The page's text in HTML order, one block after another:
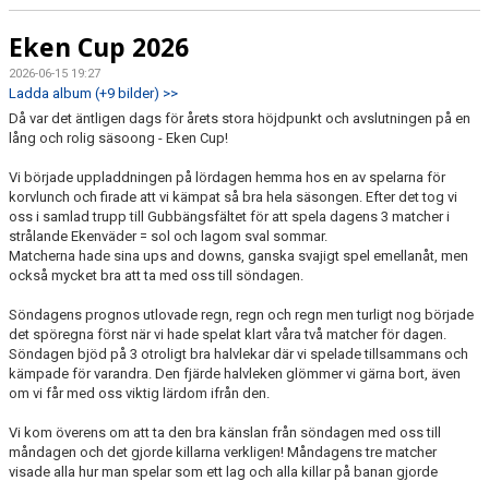
Eken Cup 2026
2026-06-15 19:27
Ladda album (+9 bilder) >>
Då var det äntligen dags för årets stora höjdpunkt och avslutningen på en
lång och rolig säsoong - Eken Cup!
Vi började uppladdningen på lördagen hemma hos en av spelarna för
korvlunch och firade att vi kämpat så bra hela säsongen. Efter det tog vi
oss i samlad trupp till Gubbängsfältet för att spela dagens 3 matcher i
strålande Ekenväder = sol och lagom sval sommar.
Matcherna hade sina ups and downs, ganska svajigt spel emellanåt, men
också mycket bra att ta med oss till söndagen.
Söndagens prognos utlovade regn, regn och regn men turligt nog började
det spöregna först när vi hade spelat klart våra två matcher för dagen.
Söndagen bjöd på 3 otroligt bra halvlekar där vi spelade tillsammans och
kämpade för varandra. Den fjärde halvleken glömmer vi gärna bort, även
om vi får med oss viktig lärdom ifrån den.
Vi kom överens om att ta den bra känslan från söndagen med oss till
måndagen och det gjorde killarna verkligen! Måndagens tre matcher
visade alla hur man spelar som ett lag och alla killar på banan gjorde